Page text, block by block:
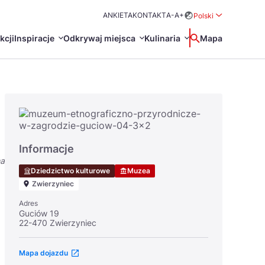
ANKIETAKONTAKTA-A+
Polski
Inspiracje Odkrywaj miejsca
Turystyczne
Kulinaria Wyszukaj
Mapa
日本語
Svenska
Informacje
Dziedzictwo kulturowe
Muzea
Zwierzyniec
Adres
Guciów 19
22-470 Zwierzyniec
Mapa dojazdu